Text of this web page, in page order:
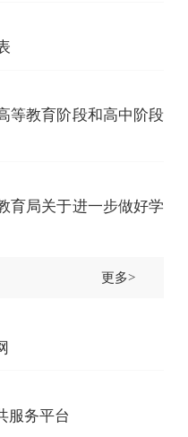
等教育阶段和高中阶段
育局关于进一步做好学
更多>
服务平台